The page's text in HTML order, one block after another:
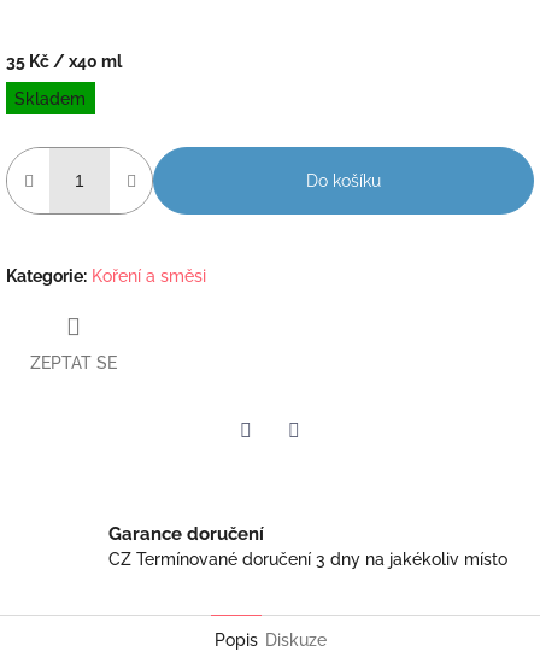
35 Kč / x40 ml
Měrná
cena:
Skladem
Do košíku
Kategorie: Koření a směsi
ZEPTAT SE
Garance doručení
CZ Termínované doručení 3 dny na jakékoliv místo
Popis Diskuze